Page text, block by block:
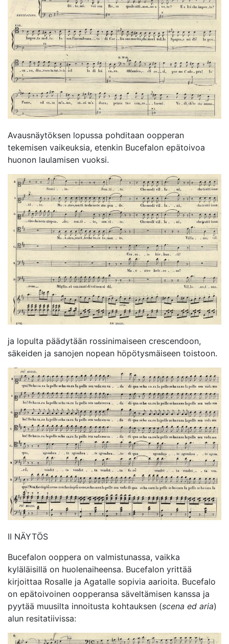
Avausnäytöksen lopussa pohditaan oopperan
tekemisen vaikeuksia, etenkin Bucefalon epätoivoa
huonon laulamisen vuoksi.
ja lopulta päädytään rossinimaiseen crescendoon,
säkeiden ja sanojen nopean höpötysmäiseen toistoon.
II NÄYTÖS
Bucefalon ooppera on valmistunassa, vaikka
kyläläisillä on huolenaiheensa. Bucefalon yrittää
kirjoittaa Rosalle ja Agatalle sopivia aarioita. Bucefalo
on epätoivoinen oopperansa säveltämisen kanssa ja
pyytää muusilta innoitusta kohtauksen (scena ed aria)
alun resitatiivissa: